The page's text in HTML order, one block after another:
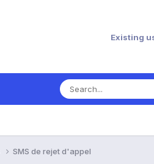
Existing
SMS de rejet d'appel